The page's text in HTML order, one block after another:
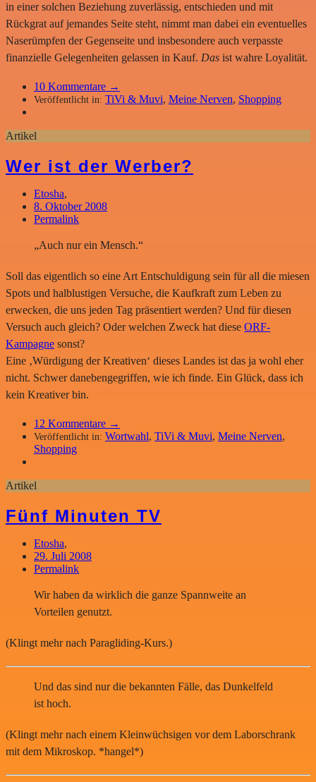
in einer solchen Beziehung zuverlässig, entschieden und mit
Rückgrat auf jemandes Seite steht, nimmt man dabei ein eventuelles
Naserümpfen der Gegenseite und insbesondere auch verpasste
finanzielle Gelegenheiten gelassen in Kauf. Das ist wahre Loyalität.
10 Kommentare →
Veröffentlicht in: TiVi & Muvi, Meine Nerven, Shopping
Artikel
Wer ist der Werber?
Etosha,
8. Oktober 2008
Permalink
„Auch nur ein Mensch.“
Soll das eigentlich so eine Art Entschuldigung sein für all die miesen
Spots und halblustigen Versuche, die Kaufkraft zum Leben zu
erwecken, die uns jeden Tag präsentiert werden? Und für diesen
Versuch auch gleich? Oder welchen Zweck hat diese ORF-
Kampagne sonst?
Eine ‚Würdigung der Kreativen‘ dieses Landes ist das ja wohl eher
nicht. Schwer danebengegriffen, wie ich finde. Ein Glück, dass ich
kein Kreativer bin.
12 Kommentare →
Veröffentlicht in: Wortwahl, TiVi & Muvi, Meine Nerven,
Shopping
Artikel
Fünf Minuten TV
Etosha,
29. Juli 2008
Permalink
Wir haben da wirklich die ganze Spannweite an
Vorteilen genutzt.
(Klingt mehr nach Paragliding-Kurs.)
Und das sind nur die bekannten Fälle, das Dunkelfeld
ist hoch.
(Klingt mehr nach einem Kleinwüchsigen vor dem Laborschrank
mit dem Mikroskop. *hangel*)